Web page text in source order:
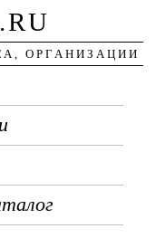
ОРГАНИЗАЦИИ